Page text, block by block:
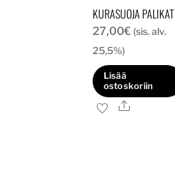
KURASUOJA PALIKAT
27,00€ (sis. alv.
25,5%)
Lisää
ostoskoriin
Ale